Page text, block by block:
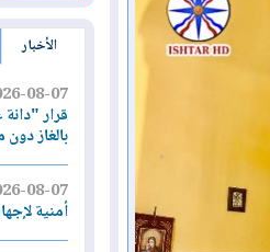
الأخبار
2026-08-07
قرار "دانة
بالغاز دون
2026-08-07
أمنية